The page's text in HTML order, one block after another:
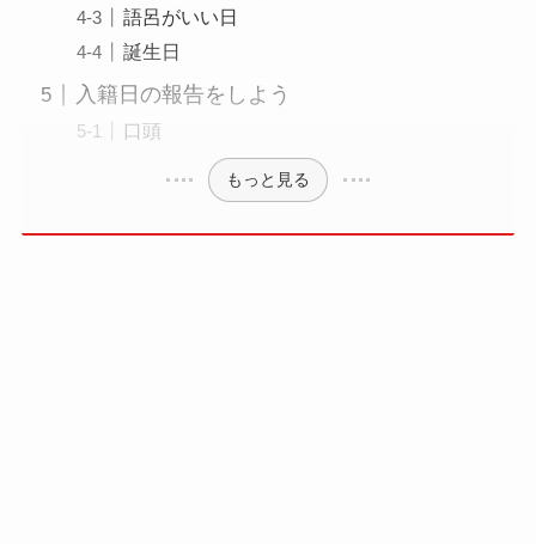
語呂がいい日
誕生日
入籍日の報告をしよう
口頭
もっと見る